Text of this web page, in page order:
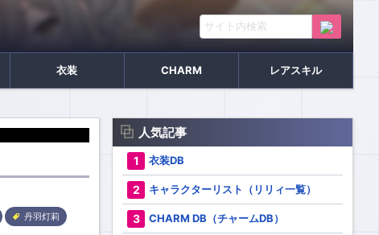
衣装 CHARM レアスキル
丹羽灯莉
人気記事
衣装DB
キャラクターリスト（リリィ一覧）
CHARM DB（チャームDB）